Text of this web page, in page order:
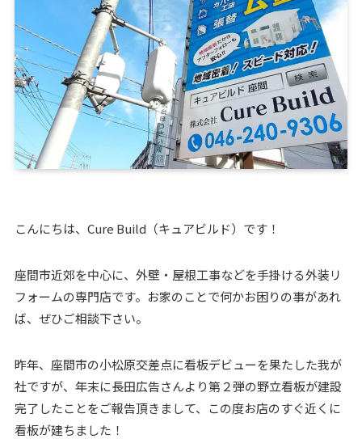
こんにちは、Cure Build（キュアビルド）です！
座間市近郊を中心に、外壁・屋根工事などを手掛ける外装リ
フォームの専門店です。お家のことで何かお困りの事があれ
ば、ぜひご相談下さい。
昨年、座間市の小松原交差点に看板デビューを果たした我が
社ですが、年末に長田広告さんより第２弾の野立看板が建設
完了したことをご報告頂きまして、この度お店のすぐ近くに
看板が建ちました！